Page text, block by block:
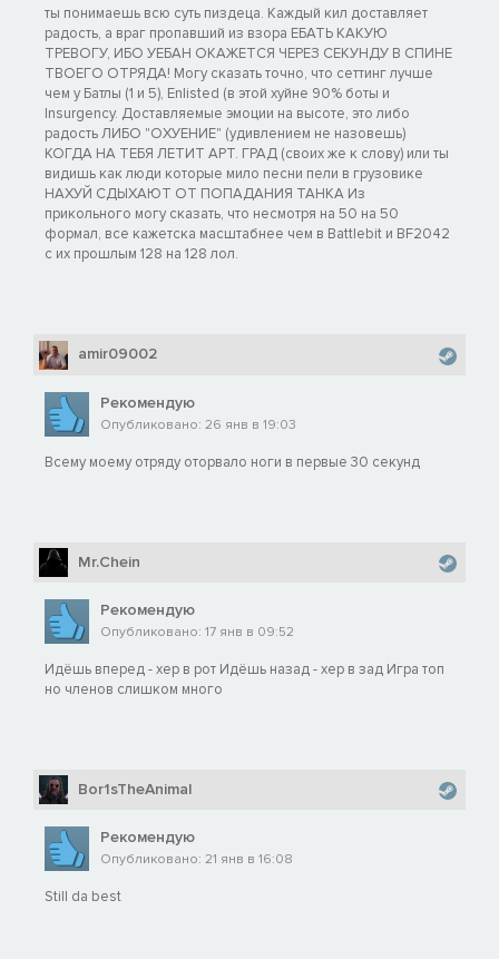
ты понимаешь всю суть пиздеца. Каждый кил доставляет
радость, а враг пропавший из взора ЕБАТЬ КАКУЮ
ТРЕВОГУ, ИБО УЕБАН ОКАЖЕТСЯ ЧЕРЕЗ СЕКУНДУ В СПИНЕ
ТВОЕГО ОТРЯДА! Могу сказать точно, что сеттинг лучше
чем у Батлы (1 и 5), Enlisted (в этой хуйне 90% боты и
Insurgency. Доставляемые эмоции на высоте, это либо
радость ЛИБО "ОХУЕНИЕ" (удивлением не назовешь)
КОГДА НА ТЕБЯ ЛЕТИТ АРТ. ГРАД (своих же к слову) или ты
видишь как люди которые мило песни пели в грузовике
НАХУЙ СДЫХАЮТ ОТ ПОПАДАНИЯ ТАНКА Из
прикольного могу сказать, что несмотря на 50 на 50
формал, все кажетска масштабнее чем в Battlebit и BF2042
с их прошлым 128 на 128 лол.
amir09002
Рекомендую
Опубликовано: 26 янв в 19:03
Всему моему отряду оторвало ноги в первые 30 секунд
Mr.Chein
Рекомендую
Опубликовано: 17 янв в 09:52
Идёшь вперед - хер в рот Идёшь назад - хер в зад Игра топ
но членов слишком много
Bor1sTheAnimal
Рекомендую
Опубликовано: 21 янв в 16:08
Still da best